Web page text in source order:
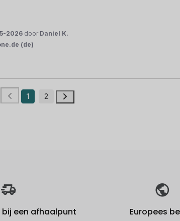
2026 door Daniel K.
(de)
1 2
een afhaalpunt Europees